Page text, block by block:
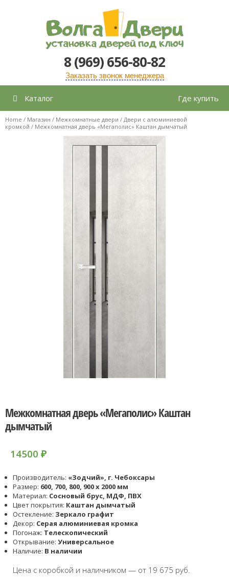
содержимому
8 (969) 656-80-82
Заказать звонок менеджера
Каталог Где купить
Home / Магазин / Межкомнатные двери / Двери с алюминиевой
кромкой / Межкомнатная дверь «Мегаполис» Каштан дымчатый
Межкомнатная дверь «Мегаполис» Каштан
дымчатый
14500 ₽
Производитель: «Зодчий», г. Чебоксары
Размер: 600, 700, 800, 900 x 2000 мм
Материал: Сосновый брус, МДФ, ПВХ
Цвет покрытия: Каштан дымчатый
Остекление: Зеркало графит
Декор: Серая алюминиевая кромка
Погонаж: Телескопический
Открывание: Универсальное
Наличие: В наличии
Цена с коробкой и наличником — от 19 675 руб.